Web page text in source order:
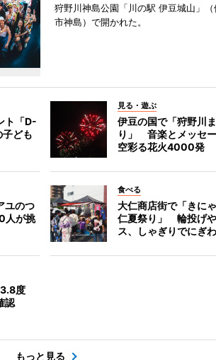
狩野川神島公園「川の駅 伊豆城山」（
市神島）で開かれた。
ト「D-
ども
見る・遊ぶ
伊豆の国で「狩野川
り」 音楽とメッセ
空彩る花火4000発
ユのつ
人が挑
食べる
大仁商店街で「きに
仁夏祭り」 輪投げ
ス、しゃぎりでにぎ
度
認
もっと見る